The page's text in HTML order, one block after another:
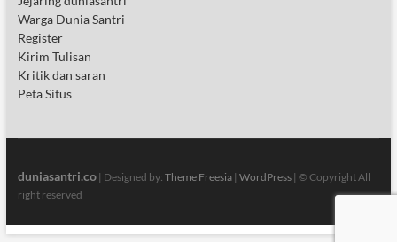
Warga Dunia Santri
Register
Kirim Tulisan
Kritik dan saran
Peta Situs
duniasantri.co| Designed by: Theme Freesia| WordPress| © Copyright All
right reserved